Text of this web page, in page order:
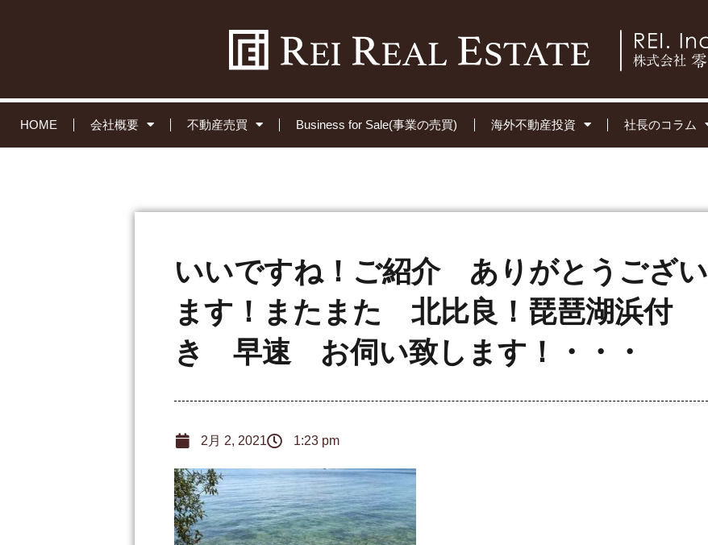
HOME 会社概要 不動産売買 Business for Sale(事業の売買) 海外不動産投資 社長のコラム
いいですね！ご紹介 ありがとうござい
ます！またまた 北比良！琵琶湖浜付
き 早速 お伺い致します！・・・
2月 2, 2021 1:23 pm